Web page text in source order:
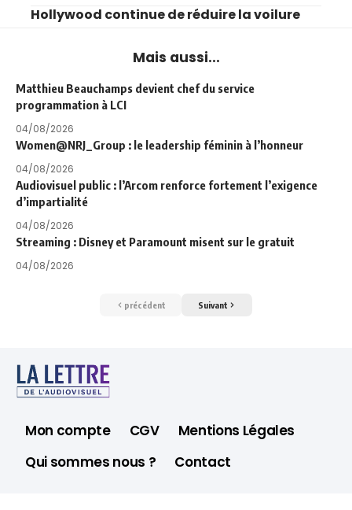
Hollywood continue de réduire la voilure
Mais aussi...
Matthieu Beauchamps devient chef du service
programmation à LCI
04/08/2026
Women@NRJ_Group : le leadership féminin à l’honneur
04/08/2026
Audiovisuel public : l’Arcom renforce fortement l’exigence
d’impartialité
04/08/2026
Streaming : Disney et Paramount misent sur le gratuit
04/08/2026
précédent Suivant
Mon compte CGV
Mentions Légales
Qui sommes nous ?
Contact